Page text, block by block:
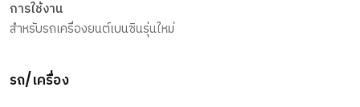
การใช้งาน
สำหรับรถเครื่องยนต์เบนซินรุ่นใหม่
รถ/เครื่อง